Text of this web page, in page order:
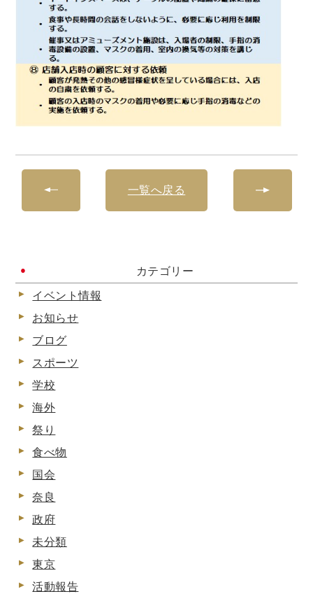
一覧へ戻る
カテゴリー
イベント情報
お知らせ
ブログ
スポーツ
学校
海外
祭り
食べ物
国会
奈良
政府
未分類
東京
活動報告